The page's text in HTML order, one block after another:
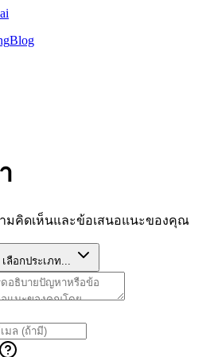
Blog
ามคิดเห็นและข้อเสนอแนะของคุณ
เลือกประเภท...